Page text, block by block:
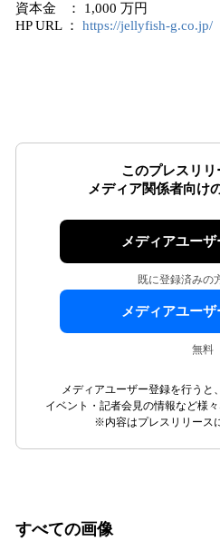
資本金 ： 1,000 万円
HP URL ： https://jellyfish-g.co.jp/
このプレスリリ
メディア関係者向け
メディアユー
既に登録済みの
メディアユー
無料
メディアユーザー登録を行うと
イベント・記者会見の情報など様
※内容はプレスリリース
すべての画像